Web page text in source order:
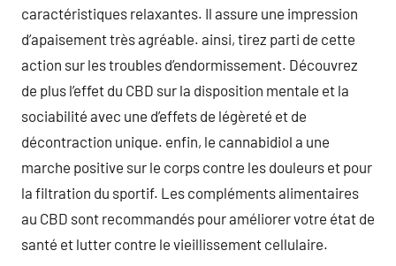
caractéristiques relaxantes. Il assure une impression
d’apaisement très agréable. ainsi, tirez parti de cette
action sur les troubles d’endormissement. Découvrez
de plus l’effet du CBD sur la disposition mentale et la
sociabilité avec une d’effets de légèreté et de
décontraction unique. enfin, le cannabidiol a une
marche positive sur le corps contre les douleurs et pour
la filtration du sportif. Les compléments alimentaires
au CBD sont recommandés pour améliorer votre état de
santé et lutter contre le vieillissement cellulaire.